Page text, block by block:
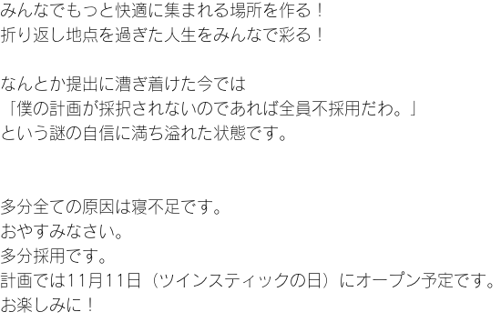
みんなでもっと快適に集まれる場所を作る！
折り返し地点を過ぎた人生をみんなで彩る！
なんとか提出に漕ぎ着けた今では
「僕の計画が採択されないのであれば全員不採用だわ。」
という謎の自信に満ち溢れた状態です。
多分全ての原因は寝不足です。
おやすみなさい。
多分採用です。
計画では11月11日（ツインスティックの日）にオープン予定です。
お楽しみに！